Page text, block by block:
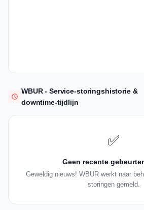
WBUR - Service-storingshistorie &
downtime-tijdlijn
✅
Geen recente
Geweldig nieuws! WBUR werkt naar
storingen gemeld.